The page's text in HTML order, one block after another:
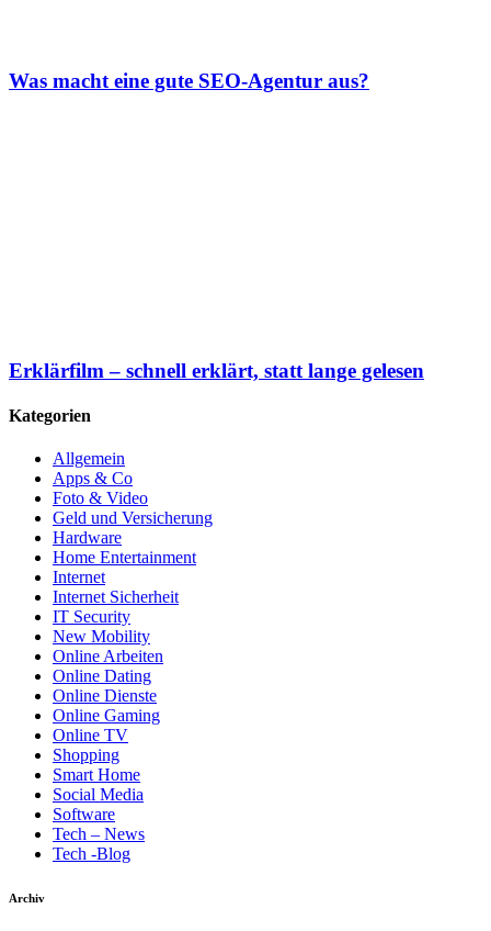
Was macht eine gute SEO-Agentur aus?
Erklärfilm – schnell erklärt, statt lange gelesen
Kategorien
Allgemein
Apps & Co
Foto & Video
Geld und Versicherung
Hardware
Home Entertainment
Internet
Internet Sicherheit
IT Security
New Mobility
Online Arbeiten
Online Dating
Online Dienste
Online Gaming
Online TV
Shopping
Smart Home
Social Media
Software
Tech – News
Tech -Blog
Archiv